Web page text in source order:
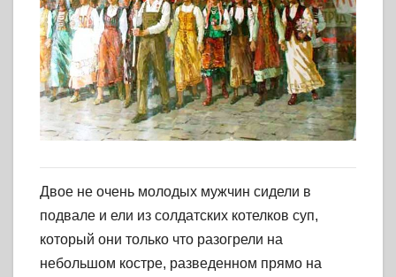
Двое не очень молодых мужчин сидели в
подвале и ели из солдатских котелков суп,
который они только что разогрели на
небольшом костре, разведенном прямо на